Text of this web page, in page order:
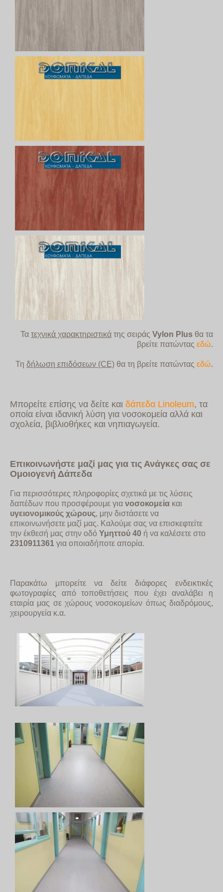
Τα τεχνικά χαρακτηριστικά της σειράς Vylon Plus θα τα
βρείτε πατώντας εδώ.
Τη δήλωση επιδόσεων (CE) θα τη βρείτε πατώντας εδώ.
Μπορείτε επίσης να δείτε και δάπεδα Linoleum, τα
οποία είναι ιδανική λύση για νοσοκομεία αλλά και
σχολεία, βιβλιοθήκες και νηπιαγωγεία.
Επικοινωνήστε μαζί μας για τις Ανάγκες σας σε
Ομοιογενή Δάπεδα
Για περισσότερες πληροφορίες σχετικά με τις λύσεις
δαπέδων που προσφέρουμε για νοσοκομεία και
υγειονομικούς χώρους, μην διστάσετε να
επικοινωνήσετε μαζί μας. Καλούμε σας να επισκεφτείτε
την έκθεσή μας στην οδό Υμηττού 40 ή να καλέσετε στο
2310911361 για οποιαδήποτε απορία.
Παρακάτω μπορείτε να δείτε διάφορες ενδεικτικές
φωτογραφίες από τοποθετήσεις που έχει αναλάβει η
εταιρία μας σε χώρους νοσοκομείων όπως διαδρόμους,
χειρουργεία κ.α.